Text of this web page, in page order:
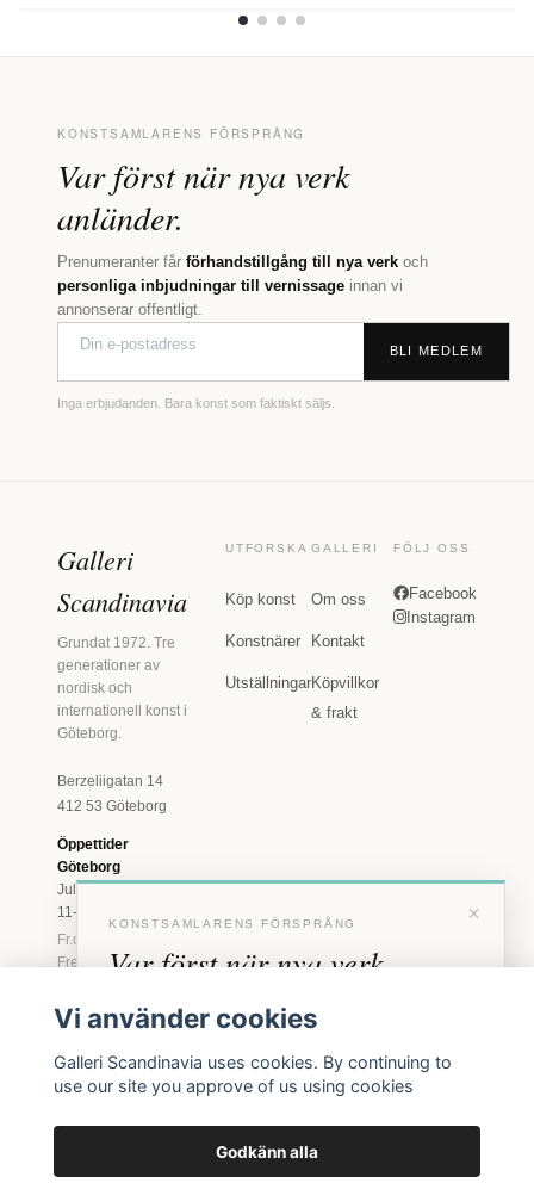
KONSTSAMLARENS FÖRSPRÅNG
Var först när nya verk
anländer.
Prenumeranter får förhandstillgång till nya verk och
personliga inbjudningar till vernissage innan vi
annonserar offentligt.
BLI MEDLEM
Inga erbjudanden. Bara konst som faktiskt säljs.
Galleri
Scandinavia
Grundat 1972. Tre
generationer av
nordisk och
internationell konst i
Göteborg.
Berzeliigatan 14
412 53 Göteborg
Öppettider
Göteborg
Juli: Tis 11-18 · Lör
11-16
Fr.o.m. augusti: Tis-
Fre 11-18 · Lör 11-
Marstrand
2026
Tis-Fre 11-18 ·
UTFORSKA
Köp konst
Konstnärer
Utställningar
GALLERI
Om oss
Kontakt
Köpvillkor
& frakt
FÖLJ OSS
Facebook
Instagram
×
KONSTSAMLARENS FÖRSPRÅNG
Var först när nya verk
anländer
inbjudningar till vernissage, innan vi annonserar
offentligt.
Vi använder cookies
Galleri Scandinavia uses cookies. By continuing to
use our site you approve of us using cookies
Godkänn alla